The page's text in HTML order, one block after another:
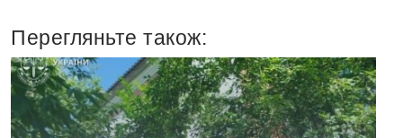
Перегляньте також: